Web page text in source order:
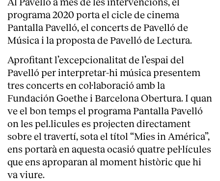
programa 2020 porta el cicle de cinema
Pantalla Pavelló, el concerts de Pavelló de
Música i la proposta de Pavelló de Lectura.
Aprofitant l’excepcionalitat de l’espai del
Pavelló per interpretar-hi música presentem
tres concerts en col·laboració amb la
Fundación Goethe i Barcelona Obertura. I quan
ve el bon temps el programa Pantalla Pavelló
on les pel.licules es projecten directament
sobre el travertí, sota el títol “Mies in América”,
ens portarà en aquesta ocasió quatre pel·lícules
que ens aproparan al moment històric que hi
va viure.